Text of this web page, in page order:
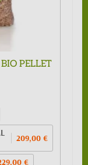
PELLET
209,00 €
€